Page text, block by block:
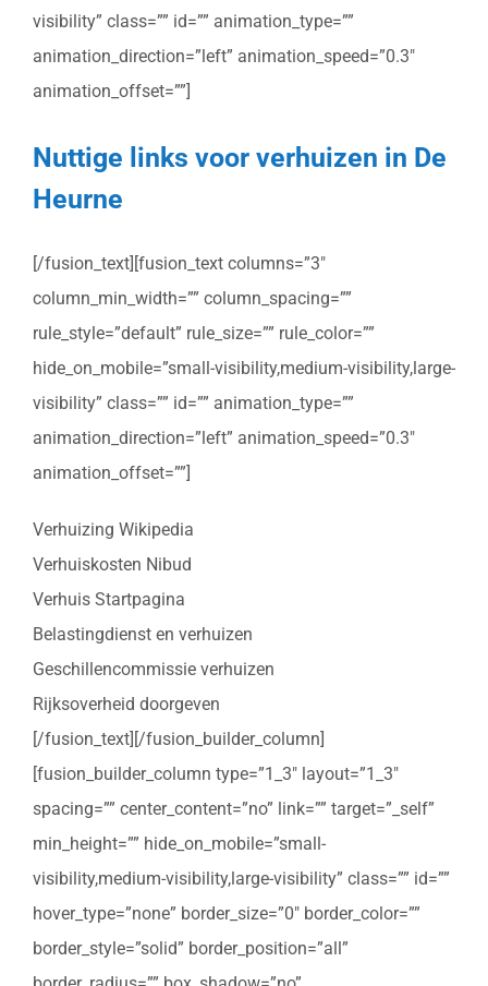
visibility” class=”” id=”” animation_type=””
animation_direction=”left” animation_speed=”0.3″
animation_offset=””]
Nuttige links voor verhuizen in De
Heurne
[/fusion_text][fusion_text columns=”3″
column_min_width=”” column_spacing=””
rule_style=”default” rule_size=”” rule_color=””
hide_on_mobile=”small-visibility,medium-visibility,large-
visibility” class=”” id=”” animation_type=””
animation_direction=”left” animation_speed=”0.3″
animation_offset=””]
Verhuizing Wikipedia
Verhuiskosten Nibud
Verhuis Startpagina
Belastingdienst en verhuizen
Geschillencommissie verhuizen
Rijksoverheid doorgeven
[/fusion_text][/fusion_builder_column]
[fusion_builder_column type=”1_3″ layout=”1_3″
spacing=”” center_content=”no” link=”” target=”_self”
min_height=”” hide_on_mobile=”small-
visibility,medium-visibility,large-visibility” class=”” id=””
hover_type=”none” border_size=”0″ border_color=””
border_style=”solid” border_position=”all”